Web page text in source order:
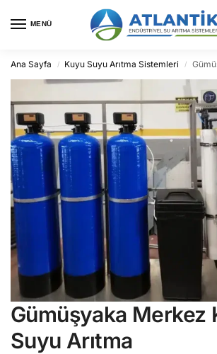
MENÜ
Ana Sayfa / Kuyu Suyu Arıtma Sistemleri /
Gümüşyaka Merkez
Suyu Arıtma